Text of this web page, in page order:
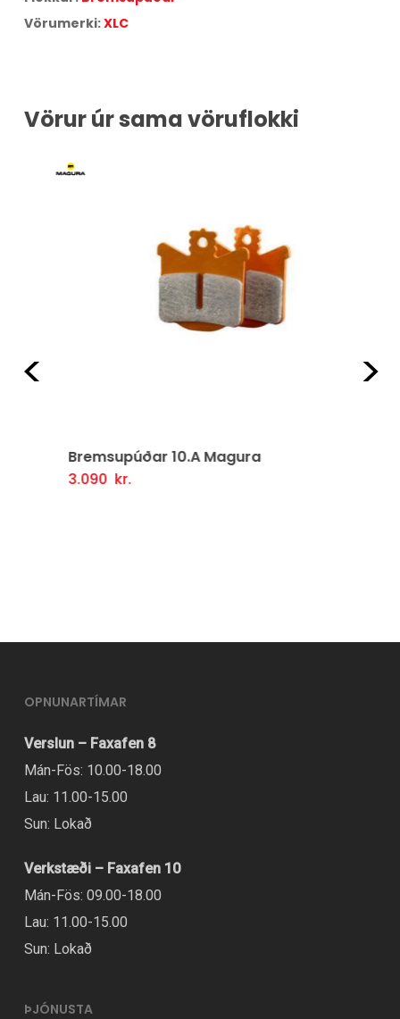
Vörumerki:XLC
Vörur úr sama vöruflokki
Bremsupúðar 10.A Magura
3.090kr.
Setja Í Körfu
OPNUNARTÍMAR
Verslun – Faxafen 8
Mán-Fös: 10.00-18.00
Lau: 11.00-15.00
Sun: Lokað
Verkstæði – Faxafen 10
Mán-Fös: 09.00-18.00
Lau: 11.00-15.00
Sun: Lokað
ÞJÓNUSTA